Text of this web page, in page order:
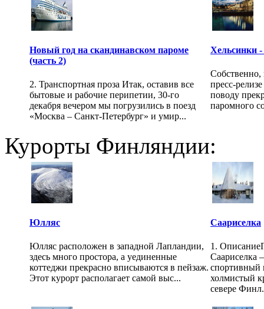
Новый год на скандинавском пароме
(часть 2)
2. Транспортная проза Итак, оставив все
бытовые и рабочие перипетии, 30-го
декабря вечером мы погрузились в поезд
«Москва – Санкт-Петербург» и умир...
Хельсинки -
пресс-
поводу
паромного
Курорты Финляндии:
Юлляс
Юлляс расположен в западной Лапландии,
здесь много простора, а уединенные
коттеджи прекрасно вписываются в пейзаж.
Этот курорт располагает самой выс...
Саариселка
1.
Саариселка
холмистый
севере